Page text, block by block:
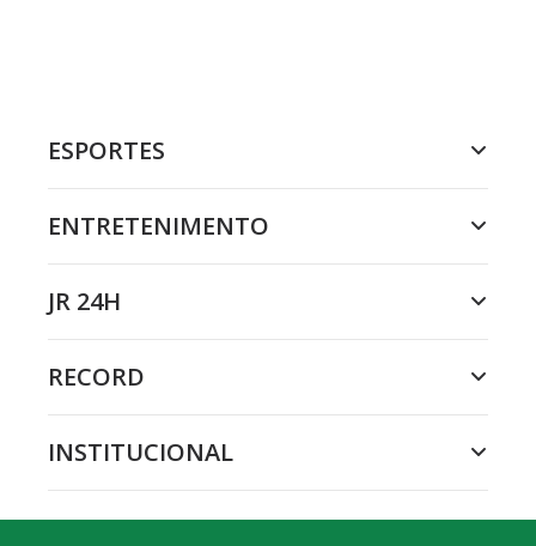
ESPORTES
ENTRETENIMENTO
JR 24H
RECORD
INSTITUCIONAL